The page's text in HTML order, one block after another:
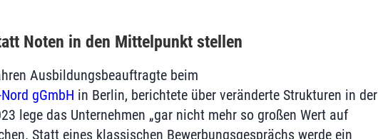
Noten in den Mittelpunkt stellen
Ausbildungsbeauftragte beim
gGmbH in Berlin, berichtete über veränderte Strukturen in der
lege das Unternehmen „gar nicht mehr so großen Wert auf
Statt eines klassischen Bewerbungsgesprächs werde ein